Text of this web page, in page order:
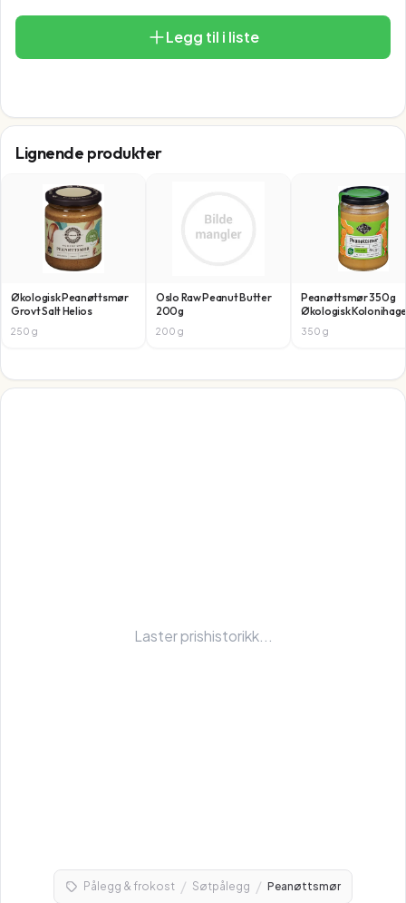
Legg til i liste
Lignende produkter
Økologisk Peanøttsmør
Grovt Salt Helios
250 g
Oslo Raw Peanut Butter
200g
200 g
Peanøttsmør 350g
Økologisk
350 g
Laster prishistorikk...
Pålegg & frokost / Søtpålegg / Peanøttsmør